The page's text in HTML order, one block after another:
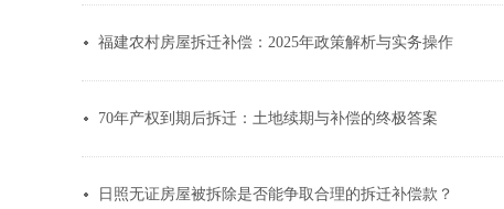
福建农村房屋拆迁补偿：2025年政策解析与实务操作
70年产权到期后拆迁：土地续期与补偿的终极答案
日照无证房屋被拆除是否能争取合理的拆迁补偿款？